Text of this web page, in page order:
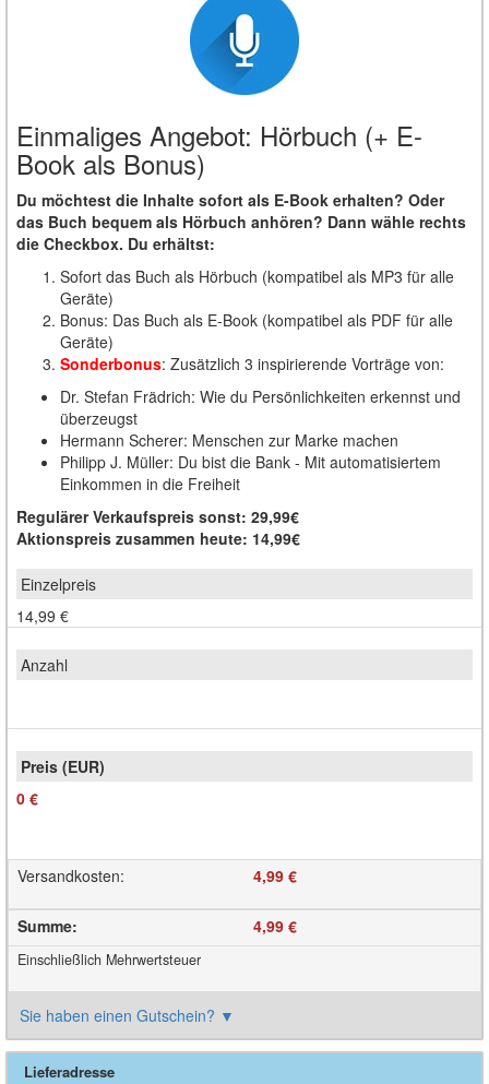
Einmaliges Angebot: Hörbuch (+ E-
Book als Bonus)
Du möchtest die Inhalte sofort als E-Book erhalten? Oder
das Buch bequem als Hörbuch anhören? Dann wähle rechts
die Checkbox. Du erhältst:
Sofort das Buch als Hörbuch (kompatibel als MP3 für alle
Geräte)
Bonus: Das Buch als E-Book (kompatibel als PDF für alle
Geräte)
Sonderbonus: Zusätzlich 3 inspirierende Vorträge von:
Dr. Stefan Frädrich: Wie du Persönlichkeiten erkennst und
überzeugst
Hermann Scherer: Menschen zur Marke machen
Philipp J. Müller: Du bist die Bank - Mit automatisiertem
Einkommen in die Freiheit
Regulärer Verkaufspreis sonst: 29,99€
Aktionspreis zusammen heute: 14,99€
14,99 €
0 €
Versandkosten: 4,99 €
Summe: 4,99 €
Einschließlich Mehrwertsteuer
Sie haben einen Gutschein? ▼
Lieferadresse